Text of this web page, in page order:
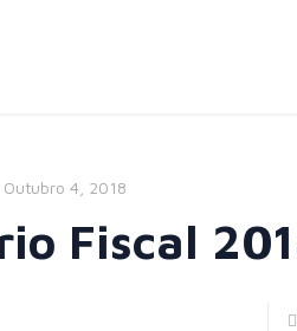
Outubro 4, 2018
Fiscal